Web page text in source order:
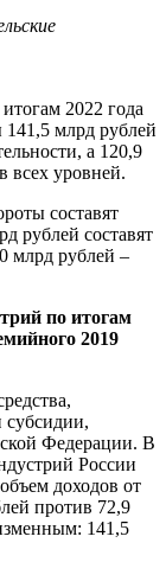
2022 года
млрд рублей
а 120,9
всех уровней.
составят
рублей составят
млрд рублей –
по итогам
2019
субсидии,
Федерации. В
России
доходов от
против 72,9
141,5